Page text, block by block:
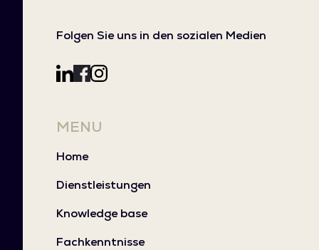
Folgen Sie uns in den sozialen Medien
MENU
Home
Dienstleistungen
Knowledge base
Fachkenntnisse